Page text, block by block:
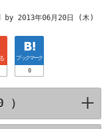
by 2013年06月20日 (木)
ブックマーク
0
） click to